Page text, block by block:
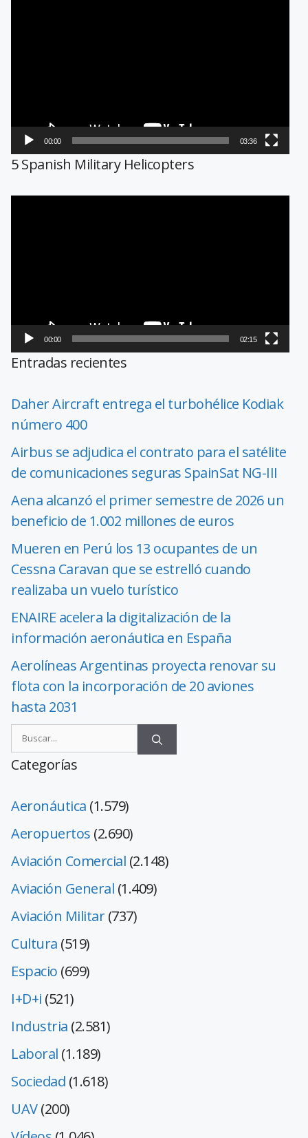
00:00 03:36
5 Spanish Military Helicopters
00:00 02:15
Entradas recientes
Daher Aircraft entrega el turbohélice Kodiak
número 400
Airbus se adjudica el contrato para el satélite
de comunicaciones seguras SpainSat NG-III
Aena alcanzó el primer semestre de 2026 un
beneficio de 1.002 millones de euros
Mueren en Perú los 13 ocupantes de un
Cessna Caravan que se estrelló cuando
realizaba un vuelo turístico
ENAIRE acelera la digitalización de la
información aeronáutica en España
Aerolíneas Argentinas proyecta renovar su
flota con la incorporación de 20 aviones
hasta 2031
Categorías
Aeronáutica (1.579)
Aeropuertos (2.690)
Aviación Comercial (2.148)
Aviación General (1.409)
Aviación Militar(737)
Cultura (519)
Espacio (699)
I+D+i (521)
Industria (2.581)
Laboral (1.189)
Sociedad (1.618)
UAV(200)